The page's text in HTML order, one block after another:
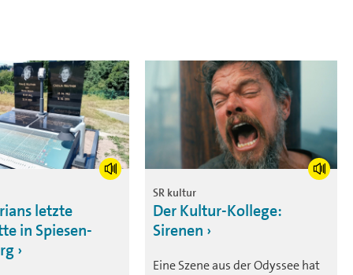
letzte
in Spiesen-
SR kultur
Der Kultur-Kollege:
Sirenen
Eine Szene aus der Odyssee hat